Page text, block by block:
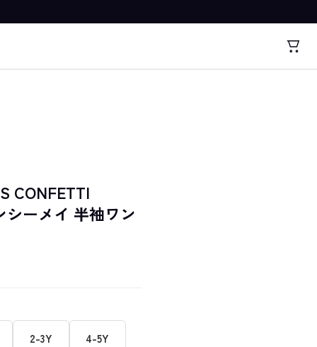
CONFETTI
シーメイ 半袖ワン
2-3Y 4-5Y